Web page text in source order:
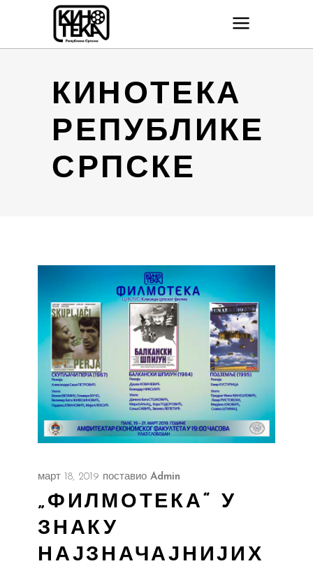
КИНОТЕКА
РЕПУБЛИКЕ
СРПСКЕ
март 18, 2019 поставио Admin
„ФИЛМОТЕКА“ У
ЗНАКУ
НАЈЗНАЧАЈНИЈИХ